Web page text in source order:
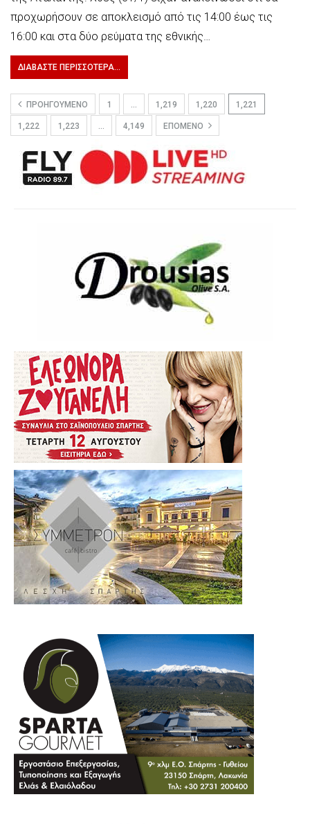
προχωρήσουν σε αποκλεισμό από τις 14:00 έως τις
16:00 και στα δύο ρεύματα της εθνικής…
ΔΙΑΒΆΣΤΕ ΠΕΡΙΣΣΌΤΕΡΑ...
ΠΡΟΗΓΟΎΜΕΝΟ 1 … 1,219 1,220 1,221
1,222 1,223 … 4,149 ΕΠΌΜΕΝΟ